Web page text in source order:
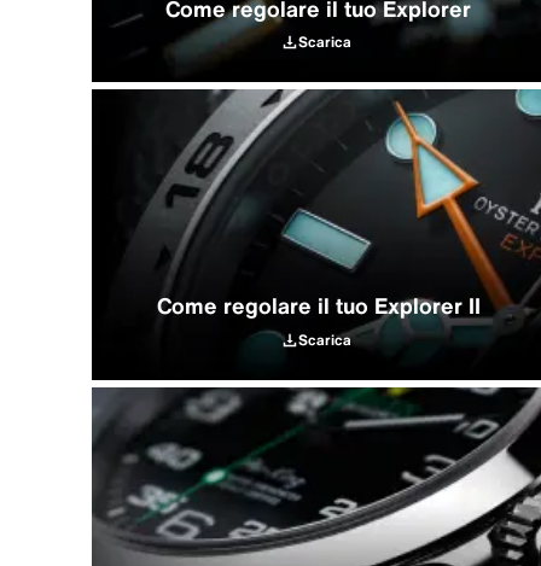
Come regolare il tuo Explorer
Scarica
Come regolare il tuo Explorer II
Scarica